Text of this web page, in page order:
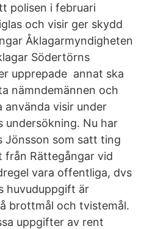
polisen i februari
och visir ger skydd
Åklagarmyndigheten
Södertörns
upprepade annat ska
nämndemännen och
använda visir under
undersökning. Nu har
Jönsson som satt ting
Rättegångar vid
vara offentliga, dvs
huvuduppgift är
brottmål och tvistemål.
uppgifter av rent